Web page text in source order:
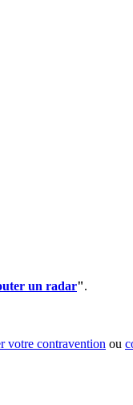
un radar".
votre contravention ou